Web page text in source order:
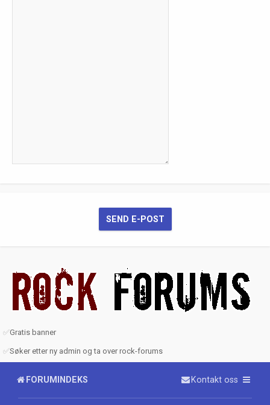
✅Gratis banner
✅Søker etter ny admin og ta over rock-forums
FORUMINDEKS Kontakt oss